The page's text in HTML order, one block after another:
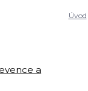
Úvod
a